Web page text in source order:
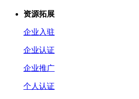
资源拓展
企业入驻
企业认证
企业推广
个人认证